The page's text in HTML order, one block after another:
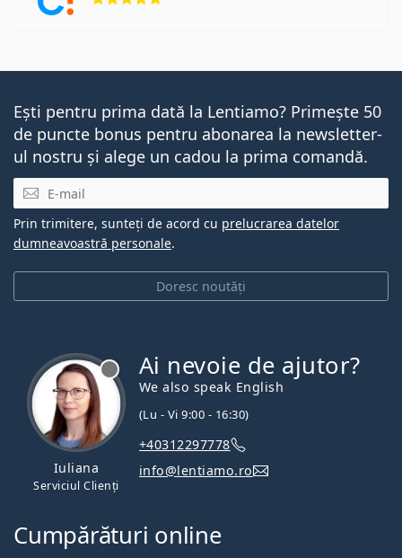
Ești pentru prima dată la Lentiamo? Primește 50
de puncte bonus pentru abonarea la newsletter-
ul nostru și alege un cadou la prima comandă.
E-mail
Doresc noutăți
Prin trimitere, sunteți de acord cu prelucrarea datelor
dumneavoastră personale.
Iuliana
Serviciul Clienți
Ai nevoie de ajutor?
We also speak English
(Lu - Vi 9:00 - 16:30)
+40312297778
info@lentiamo.ro
Cumpărături online